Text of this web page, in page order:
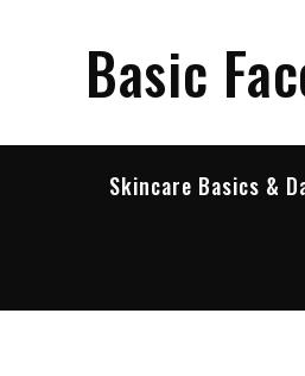
Basic
Skincare Basics &